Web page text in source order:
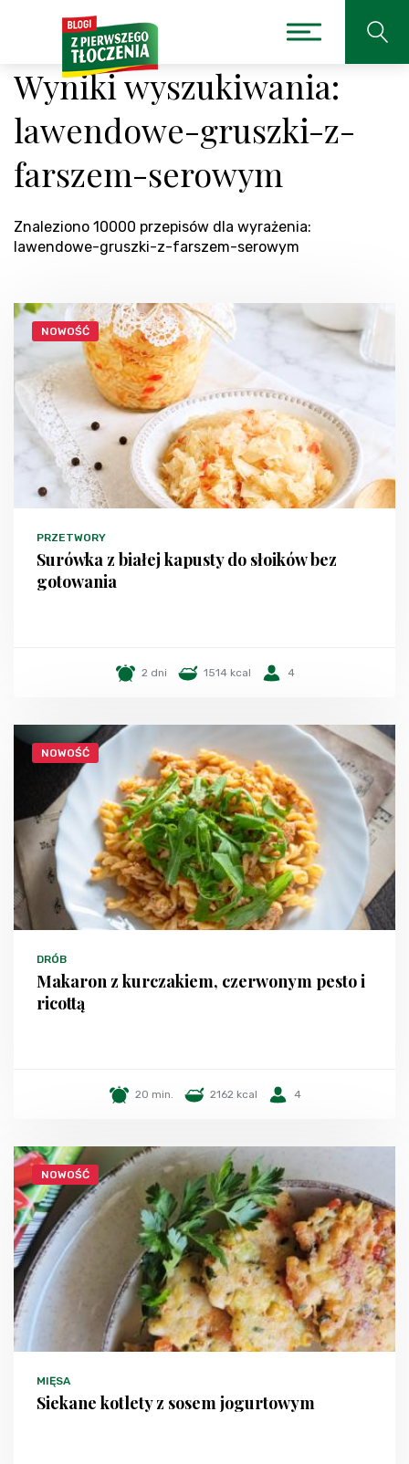
Wyniki wyszukiwania:
lawendowe-gruszki-z-
farszem-serowym
Znaleziono 10000 przepisów dla wyrażenia:
lawendowe-gruszki-z-farszem-serowym
NOWOŚĆ
PRZETWORY
Surówka z białej kapusty do słoików bez
gotowania
2 dni 1514 kcal 4
NOWOŚĆ
DRÓB
Makaron z kurczakiem, czerwonym pesto i
ricottą
20 min. 2162 kcal 4
NOWOŚĆ
MIĘSA
Siekane kotlety z sosem jogurtowym